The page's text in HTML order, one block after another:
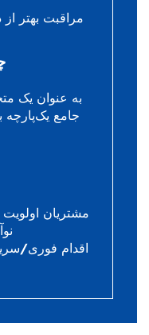
مراقبت بهتر
به عنوان یک
جامع
مشتریان
اقدام فوری/